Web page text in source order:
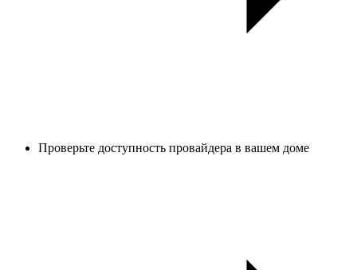
Проверьте доступность провайдера в вашем доме